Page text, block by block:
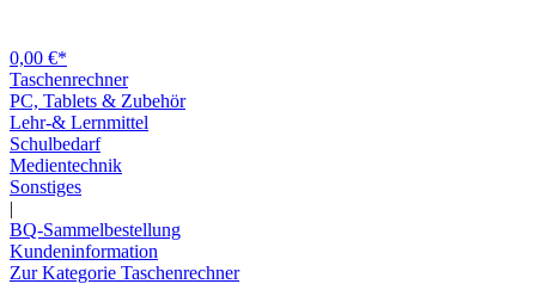
0,00 €*
Taschenrechner
PC, Tablets & Zubehör
Lehr-& Lernmittel
Schulbedarf
Medientechnik
Sonstiges
|
BQ-Sammelbestellung
Kundeninformation
Zur Kategorie Taschenrechner